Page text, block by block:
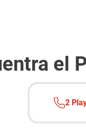
el
2